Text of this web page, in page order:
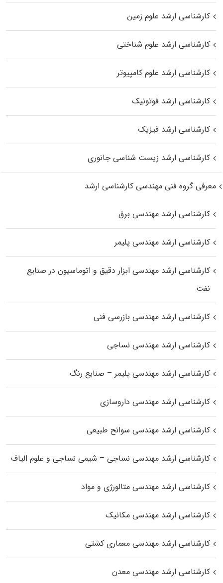
کارشناسی ارشد علوم زمین
کارشناسی ارشد علوم شناختی
کارشناسی ارشد علوم کامپیوتر
کارشناسی ارشد فوتونیک
کارشناسی ارشد فیزیک
کارشناسی ارشد زیست‌ شناسی جانوری
معرفی گروه فنی مهندسی کارشناسی ارشد
کارشناسی ارشد مهندسی برق
کارشناسی ارشد مهندسی پلیمر
کارشناسی ارشد مهندسی ابزار دقیق و اتوماسیون در صنایع
نفت
کارشناسی ارشد مهندسی بازرسی فنی
کارشناسی ارشد مهندسی نساجی
کارشناسی ارشد مهندسی پلیمر – صنایع رنگ
کارشناسی ارشد مهندسی داروسازی
کارشناسی ارشد مهندسی سوانح طبیعی
کارشناسی ارشد مهندسی نساجی – شیمی نساجی و علوم الیاف
کارشناسی ارشد مهندسی متالورژی و مواد
کارشناسی ارشد مهندسی مکانیک
کارشناسی ارشد مهندسی معماری کشتی
کارشناسی ارشد مهندسی معدن